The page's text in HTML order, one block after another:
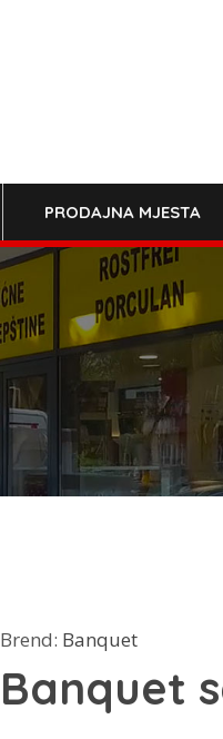
PRODAJNA MJESTA
Brend: Banquet
Banquet